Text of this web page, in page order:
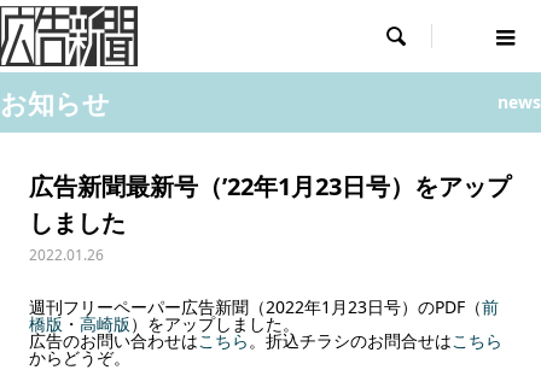

お知らせ news
広告新聞最新号（’22年1月23日号）をアップ
しました
2022.01.26
週刊フリーペーパー広告新聞（2022年1月23日号）のPDF（前
橋版 ・高崎版）をアップしました。
広告のお問い合わせはこちら。折込チラシのお問合せはこちら
からどうぞ。